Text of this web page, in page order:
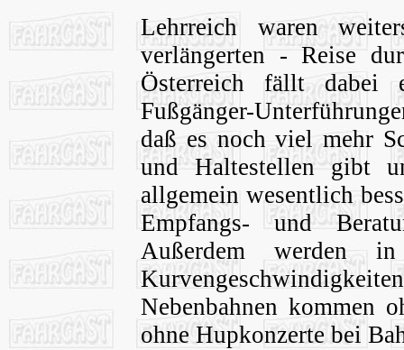
Lehrreich waren
verlängerten - Reise
Österreich fällt
Fußgänger-
daß es noch viel mehr
und Haltestellen gibt
allgemein wesentlich
Empfangs- und
Außerdem werden
Nebenbahnen kommen
ohne Hupkonzerte bei